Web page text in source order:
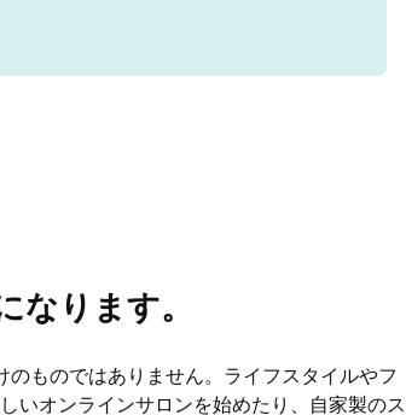
なります。
のものではありません。ライフスタイルやフ
いオンラインサロンを始めたり、自家製のス